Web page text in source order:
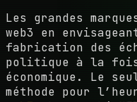
Les grandes
web3 en
fabrication des
politique à la
économique. Le
méthode pour